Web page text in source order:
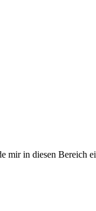
in diesen Bereich